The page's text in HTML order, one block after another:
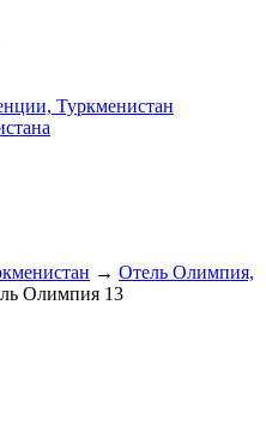
Туркменистан
→ Отель Олимпия,
Олимпия 13